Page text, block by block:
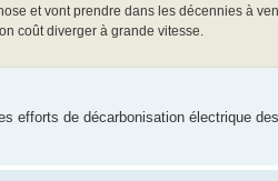
et vont prendre dans les décennies à
coût diverger à grande vitesse.
efforts de décarbonisation électrique